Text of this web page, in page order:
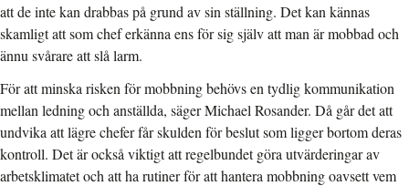
att de inte kan drabbas på grund av sin ställning. Det kan kännas
skamligt att som chef erkänna ens för sig själv att man är mobbad och
ännu svårare att slå larm.
För att minska risken för mobbning behövs en tydlig kommunikation
mellan ledning och anställda, säger Michael Rosander. Då går det att
undvika att lägre chefer får skulden för beslut som ligger bortom deras
kontroll. Det är också viktigt att regelbundet göra utvärderingar av
arbetsklimatet och att ha rutiner för att hantera mobbning oavsett vem